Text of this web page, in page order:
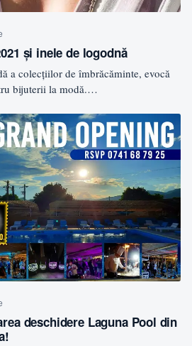
și inele de logodnă
a colecțiilor de îmbrăcăminte, evocă
bijuterii la modă.…
deschidere Laguna Pool din